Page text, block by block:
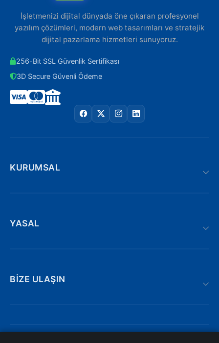
İşletmenizi dijital dünyada öne çıkaran profesyonel
yazılım çözümleri, modern web tasarımları ve stratejik
dijital pazarlama hizmetleri sunuyoruz.
256-Bit SSL Güvenlik Sertifikası
3D Secure Güvenli Ödeme
KURUMSAL
YASAL
BIZE ULAŞIN